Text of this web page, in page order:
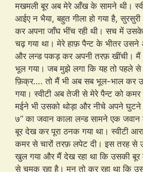
मखमली बूर अब मेरे आँख के सामने थी।
आईए न भैया, बहुत गीला हो गया है,
कर अपना जाँघ भींच रही थी। सच में
चढ़ गया था। मेरे हाफ़ पैन्ट के भीतर उसने
और लन्ड पकड़ कर अपनी तरफ़ खींची। मैं
भूल गया। जब मुझे लगा कि यह तो पहले से
फ़िक्र…. तो मैं भी अब सब भूल-भाल कर
गया। स्वीटी अब तेजी से मेरे पैन्ट को कमर
मईने भी उसको थोड़ा और नीचे अपने घुटने
७” का जवान काला लन्ड सामने एक जवान
बूर देख कर पूरा ठनक गया था। स्वीटी
कमर से चारों तरफ़ लपेट दी। इस तरह से
खुल गया और मैं देख रहा था कि उसकी बूर
से चमक रहा है। मन तो कर रहा था कि